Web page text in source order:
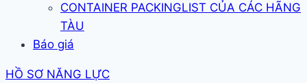
CONTAINER PACKINGLIST CỦA CÁC HÃNG
TÀU
Báo giá
HỒ SƠ NĂNG LỰC